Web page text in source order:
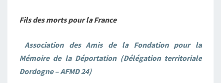
Fils des morts pour la France
Association des Amis de la Fondation pour la
Mémoire de la Déportation (Délégation territoriale
Dordogne – AFMD 24)